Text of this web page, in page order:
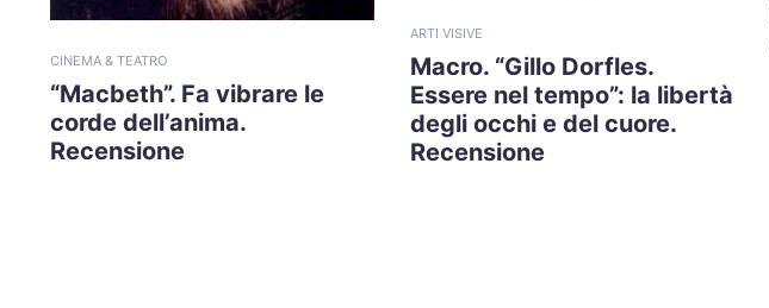
CINEMA & TEATRO
“Macbeth”. Fa vibrare le
corde dell’anima.
Recensione
ARTI VISIVE
Macro. “Gillo Dorfles.
Essere nel tempo”: la libertà
degli occhi e del cuore.
Recensione